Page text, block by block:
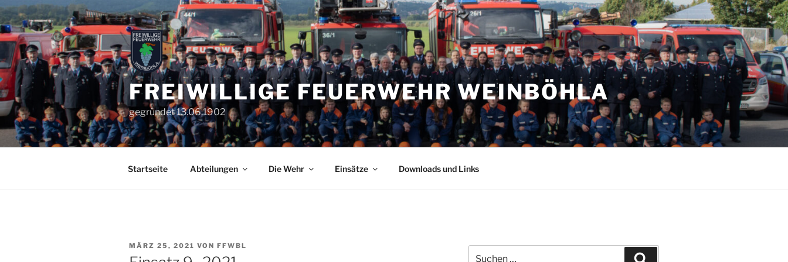
Zum
Inhalt
springen
FREIWILLIGE FEUERWEHR WEINBÖHLA
gegründet 13.06.1902
Startseite Abteilungen Die Wehr Einsätze Downloads und Links
VERÖFFENTLICHT
AM
MÄRZ 25, 2021 VON FFWBL